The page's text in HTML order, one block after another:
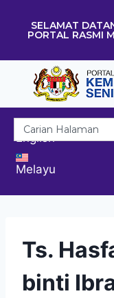
SELAMAT
PORTAL RASMI
English
Melayu
Ts.
binti